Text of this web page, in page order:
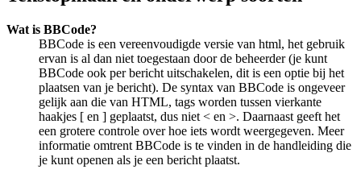
Wat is BBCode?
BBCode is een vereenvoudigde versie van html, het gebruik
ervan is al dan niet toegestaan door de beheerder (je kunt
BBCode ook per bericht uitschakelen, dit is een optie bij het
plaatsen van je bericht). De syntax van BBCode is ongeveer
gelijk aan die van HTML, tags worden tussen vierkante
haakjes [ en ] geplaatst, dus niet < en >. Daarnaast geeft het
een grotere controle over hoe iets wordt weergegeven. Meer
informatie omtrent BBCode is te vinden in de handleiding die
je kunt openen als je een bericht plaatst.